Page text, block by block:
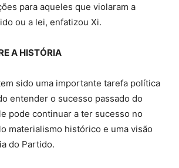
para aqueles que violaram a
ou a lei, enfatizou Xi.
A HISTÓRIA
sido uma importante tarefa política
entender o sucesso passado do
pode continuar a ter sucesso no
materialismo histórico e uma visão
do Partido.